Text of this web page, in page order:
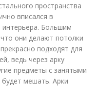
пространства
вписался в
интерьера. Большим
они делают потолки
подходят для
ведь через арку
предметы с занятыми
мешать. Арки